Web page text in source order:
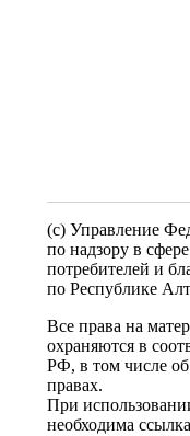
(c) Управление
по надзору в
потребителей и
по Республике
Все права на
охраняются в
РФ, в том числе
правах.
При
необходима